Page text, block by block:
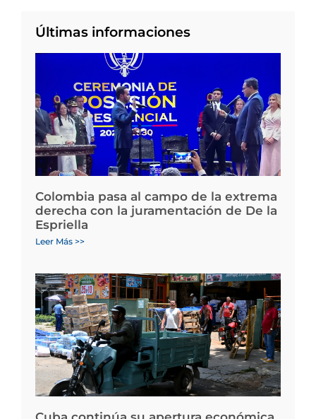
Últimas informaciones
Colombia pasa al campo de la extrema
derecha con la juramentación de De la
Espriella
Leer Más >>